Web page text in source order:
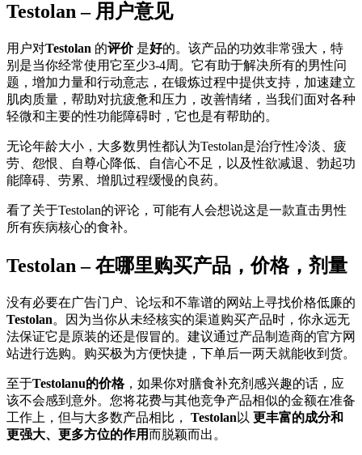
Testolan – 用户意见
用户对Testolan 的评价 是好的。该产品的功效非常强大，特
别是当你经常使用它至少3-4周。它有助于解决所有的男性问
题，增加力量和行动意志，在锻炼过程中提供支持，加速建立
肌肉质量，帮助对抗疲惫和压力，改善情绪，当我们面对各种
轻微和主要的性功能障碍时，它也是有帮助的。
无论年龄大小，大多数男性都认为Testolan是治疗性冷淡、疲
劳、怨恨、自尊心降低、自信心不足，以及性欲减退、勃起功
能障碍、劳累、增肌过程缓慢的良药。
看了关于Testolan的评论，可能有人会想说这是一款直击男性
所有疾病核心的食补。
Testolan – 在哪里购买产品，价格，剂量
没有必要在广告门户、论坛和不靠谱的网站上寻找价格低廉的
Testolan。因为当你从未经核实的渠道购买产品时，你永远无
法保证它是原装的还是假冒的。建议通过产品制造商的官方网
站进行选购。购买极为方便快捷，下单后一两天就能收到货。
至于Testolanu的价格，如果你对膳食补充剂感兴趣的话，应
该不会感到意外。您将花费与其他竞争产品相似的金额在准备
工作上，但与大多数产品相比，
Testolan 以 更丰富的成分和
更强大、更多方位的作用而脱颖而出。